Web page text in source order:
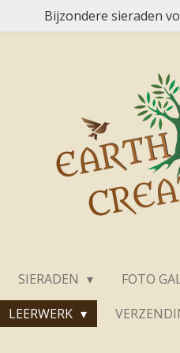
Bijzondere sieraden
SIERADEN FOTO
LEERWERK